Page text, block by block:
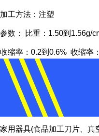
加工方法：注塑
参数： 比重：1.50到1.56g/
收缩率：0.2到0.6% 收缩率
家用器具(食品加工刀片、真